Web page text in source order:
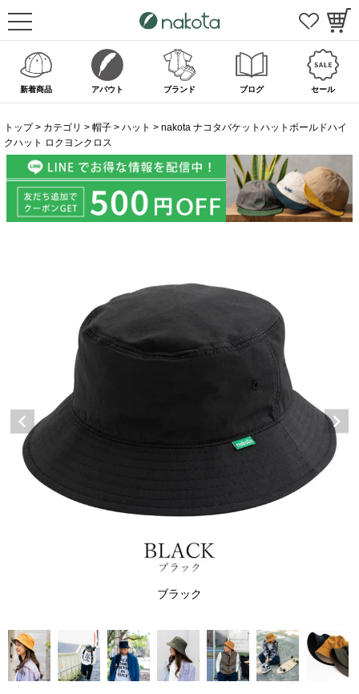
新着商品 アバウト ブランド ブログ セール
トップ カテゴリ 帽子 ハット
nakota ナコタバケットハットボールドハイ
クハット ロクヨンクロス
ブラック